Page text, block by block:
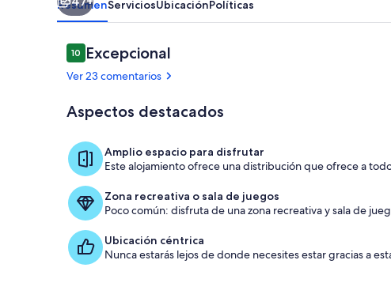
ResumenServiciosUbicaciónPolíticas
Comentarios
1010 de 10
Excepcional
Ver 23 comentarios
Aspectos destacados
Amplio espacio para disfrutar
Este alojamiento ofrece una distribución que ofrece a
Zona recreativa o sala de juegos
Poco común: disfruta de una zona recreativa y sala de
Ubicación céntrica
Nunca estarás lejos de donde necesites estar gracias a